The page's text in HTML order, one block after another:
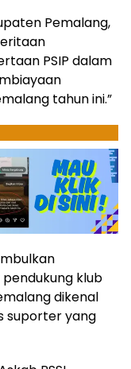
Pemalang,
PSIP dalam
tahun ini.”
klub
dikenal
suporter yang